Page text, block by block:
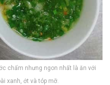
chấm nhưng ngon nhất là ăn với
xanh, ớt và tóp mỡ.